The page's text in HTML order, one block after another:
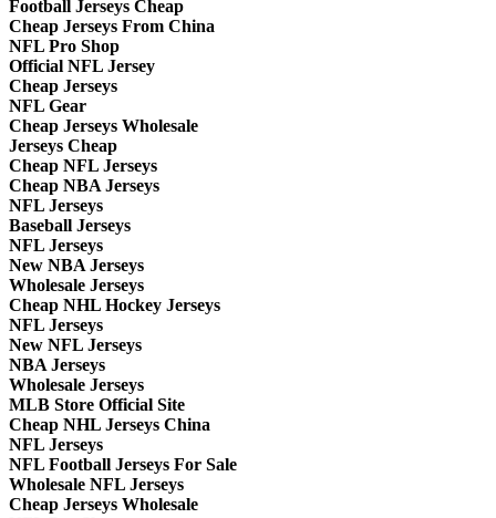
Football Jerseys Cheap
Cheap Jerseys From China
NFL Pro Shop
Official NFL Jersey
Cheap Jerseys
NFL Gear
Cheap Jerseys Wholesale
Jerseys Cheap
Cheap NFL Jerseys
Cheap NBA Jerseys
NFL Jerseys
Baseball Jerseys
NFL Jerseys
New NBA Jerseys
Wholesale Jerseys
Cheap NHL Hockey Jerseys
NFL Jerseys
New NFL Jerseys
NBA Jerseys
Wholesale Jerseys
MLB Store Official Site
Cheap NHL Jerseys China
NFL Jerseys
NFL Football Jerseys For Sale
Wholesale NFL Jerseys
Cheap Jerseys Wholesale